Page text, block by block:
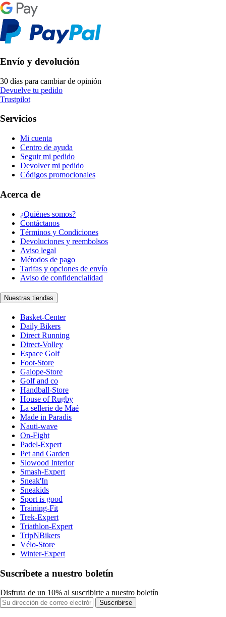
Envío y devolución
30 días para cambiar de opinión
Devuelve tu pedido
Trustpilot
Servicios
Mi cuenta
Centro de ayuda
Seguir mi pedido
Devolver mi pedido
Códigos promocionales
Acerca de
¿Quiénes somos?
Contáctanos
Términos y Condiciones
Devoluciones y reembolsos
Aviso legal
Métodos de pago
Tarifas y opciones de envío
Aviso de confidencialidad
Nuestras tiendas
Basket-Center
Daily Bikers
Direct Running
Direct-Volley
Espace Golf
Foot-Store
Galope-Store
Golf and co
Handball-Store
House of Rugby
La sellerie de Maé
Made in Paradis
Nauti-wave
On-Fight
Padel-Expert
Pet and Garden
Slowood Interior
Smash-Expert
Sneak'In
Sneakids
Sport is good
Training-Fit
Trek-Expert
Triathlon-Expert
TripNBikers
Vélo-Store
Winter-Expert
Suscríbete a nuestro boletín
Disfruta de un 10% al suscribirte a nuestro boletín
Suscribirse